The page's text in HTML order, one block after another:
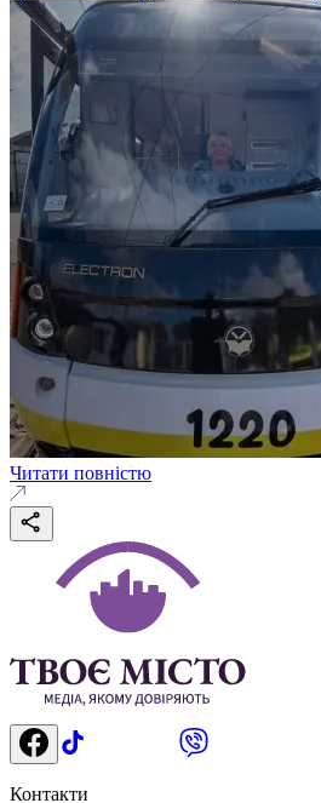
Читати повністю
Контакти